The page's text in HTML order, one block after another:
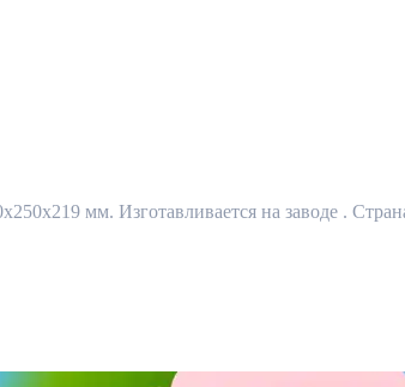
мм. Изготавливается на заводе .